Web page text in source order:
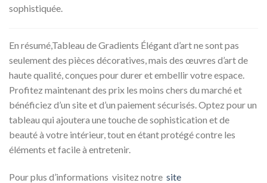
sophistiquée.
En résumé,Tableau de Gradients Élégant d’art ne sont pas
seulement des pièces décoratives, mais des œuvres d’art de
haute qualité, conçues pour durer et embellir votre espace.
Profitez maintenant des prix les moins chers du marché et
bénéficiez d’un site et d’un paiement sécurisés. Optez pour un
tableau qui ajoutera une touche de sophistication et de
beauté à votre intérieur, tout en étant protégé contre les
éléments et facile à entretenir.
Pour plus d’informations visitez notre site